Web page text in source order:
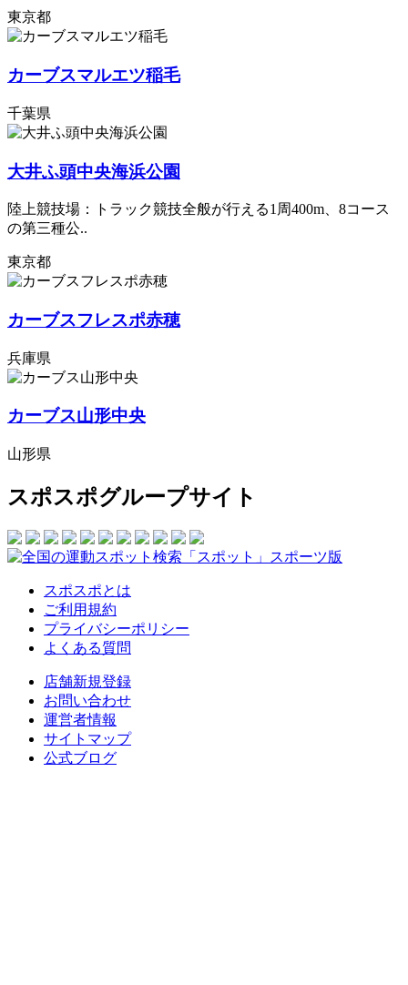
東京都
カーブスマルエツ稲毛
千葉県
大井ふ頭中央海浜公園
陸上競技場：トラック競技全般が行える1周400m、8コース
の第三種公..
東京都
カーブスフレスポ赤穂
兵庫県
カーブス山形中央
山形県
スポスポグループサイト
スポスポとは
ご利用規約
プライバシーポリシー
よくある質問
店舗新規登録
お問い合わせ
運営者情報
サイトマップ
公式ブログ